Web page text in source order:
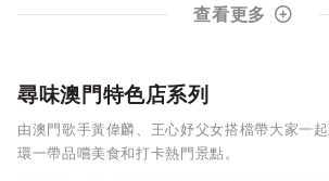
查看更多
尋味澳門特色店系列
由澳門歌手黃偉麟、王心妤父女搭檔帶大家一
環一帶品嚐美食和打卡熱門景點。